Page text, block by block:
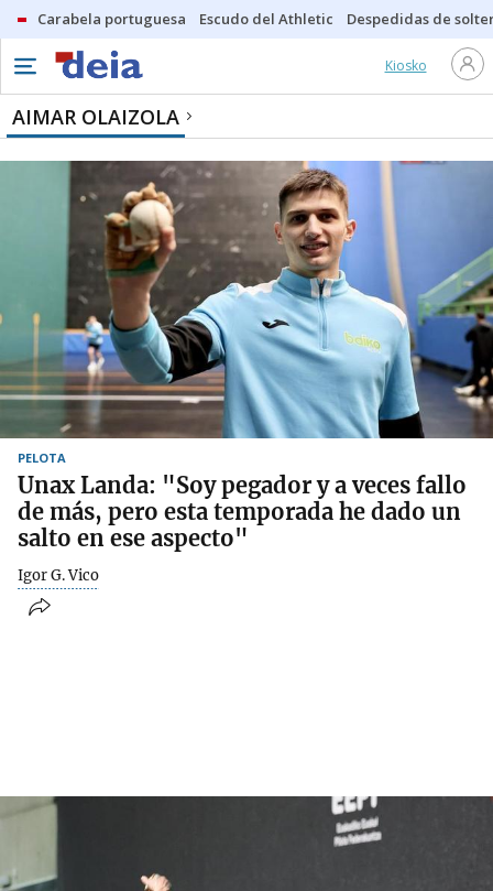
Carabela portuguesa Escudo del Athletic Despedidas de
Kiosko
AIMAR OLAIZOLA
PELOTA
Unax Landa: "Soy pegador y a veces fallo
de más, pero esta temporada he dado un
salto en ese aspecto"
Igor G. Vico